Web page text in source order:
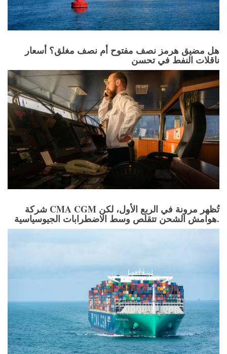
هل مضيق هرمز نصف مفتوح أم نصف مغلق؟ أسعار
ناقلات النفط في تحسن
شركة CMA CGM تُظهر مرونة في الربع الأول، لكن
هوامش الشحن تتقلص وسط الاضطرابات الجيوسياسية.